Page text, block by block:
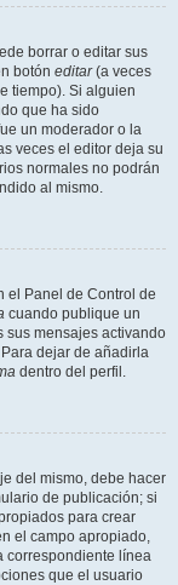
borrar o editar sus
botón editar(a veces
tiempo). Si alguien
que ha sido
un moderador o la
veces el editor deja su
normales no podrán
al mismo.
el Panel de Control de
cuando publique un
sus mensajes activando
dejar de añadirla
dentro del perfil.
del mismo, debe hacer
de publicación; si
para crear
el campo apropiado,
correspondiente línea
que el usuario